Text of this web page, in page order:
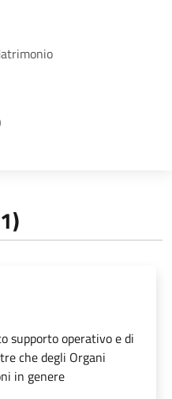
supporto operativo e di
che degli Organi
in genere